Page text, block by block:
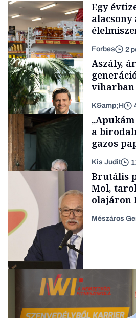
Makro
Egy
alacsony
Forbes 2
TÁMOGATÓI
TARTALOM
Aszály,
viharban
K&amp;H
Családi
vállalkozások
a
gazos
lett az
Kis Judit
Befektetés
Brutális
Mol,
olajáron
Mészáros